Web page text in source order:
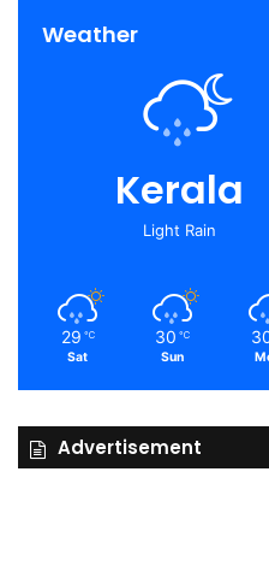
Weather
Kerala
Light Rain
29 ℃
Sat
30 ℃
Sun
Advertisement